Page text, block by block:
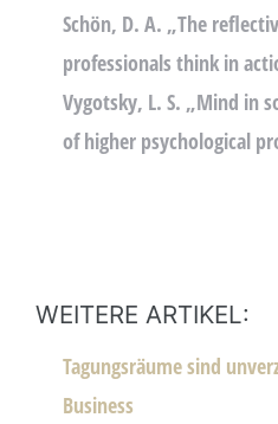
Schön, D. A. „The
professionals think in
Vygotsky, L. S. „Mind in
of higher psychological
WEITERE ARTIKEL:
Tagungsräume sind
Business